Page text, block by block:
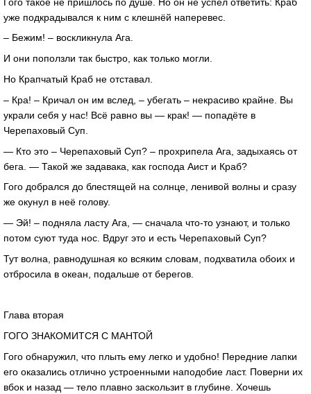
уже подкрадывался к ним с клешнёй наперевес.
– Бежим! – воскликнула Ага.
И они поползли так быстро, как только могли.
Но Крапчатый Краб не отставал.
– Кра! – Кричал он им вслед, – убегать – некрасиво крайне. Вы
украли себя у нас! Всё равно вы — крак! — попадёте в
Черепаховый Суп.
— Кто это – Черепаховый Суп? – прохрипела Ага, задыхаясь от
бега. — Такой же задавака, как господа Аист и Краб?
Гого добрался до блестящей на солнце, ленивой волны и сразу
же окунул в неё голову.
— Эй! – подняла ласту Ага, — сначала что-то узнают, и только
потом суют туда нос. Вдруг это и есть Черепаховый Суп?
Тут волна, равнодушная ко всяким словам, подхватила обоих и
отбросила в океан, подальше от берегов.
Глава вторая
ГОГО ЗНАКОМИТСЯ С МАНТОЙ
Гого обнаружил, что плыть ему легко и удобно! Передние лапки
его оказались отлично устроенными наподобие ласт. Поверни их
вбок и назад — тело плавно заскользит в глубине. Хочешь